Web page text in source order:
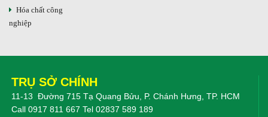
Hóa chất công
nghiệp
TRỤ SỞ CHÍNH
11-13 Đường 715 Tạ Quang Bửu, P. Chánh Hưng, TP. HCM
Call 0917 811 667 Tel 02837 589 189